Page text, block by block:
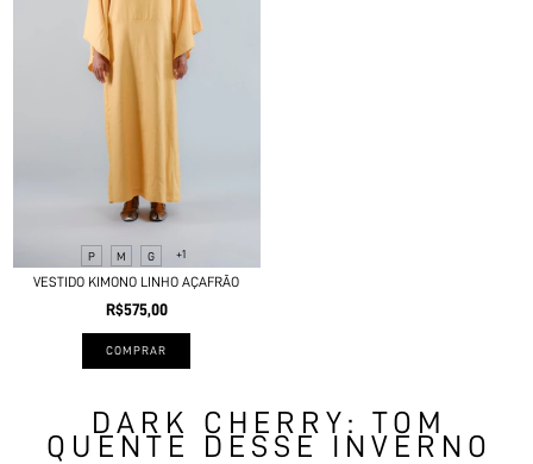
P M G +1
VESTIDO KIMONO LINHO AÇAFRÃO
R$575,00
COMPRAR
DARK CHERRY: TOM
QUENTE DESSE INVERNO